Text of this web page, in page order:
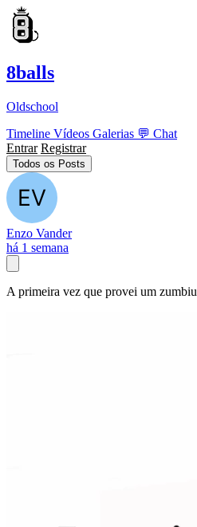
8balls
Oldschool
Timeline Vídeos Galerias 💬 Chat
Entrar Registrar
Todos os Posts
Enzo Vander
há 1 semana
A primeira vez que provei um zumbiu